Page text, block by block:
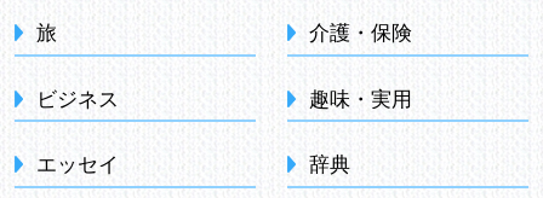
旅
ビジネス
エッセイ
介護・保険
趣味・実用
辞典